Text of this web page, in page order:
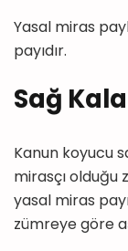
Yasal miras
payıdır.
Sağ
Kanun koyucu
mirasçı olduğu
yasal miras
zümreye göre